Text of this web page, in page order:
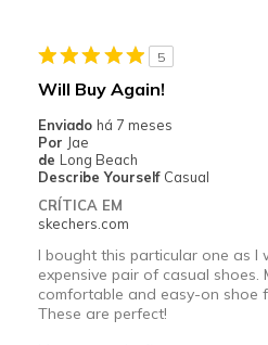
Contras
Wear Out Quickly
Melhores utilizações
Casual Wear
Width
Feels too
Sizing
Feels half
5
Will Buy Again!
Enviado há 7 meses
Por Jae
de Long Beach
Describe Yourself Casual
CRÍTICA EM
skechers.com
I bought this particular one as I
expensive pair of casual
comfortable and easy-on shoe
These are perfect!